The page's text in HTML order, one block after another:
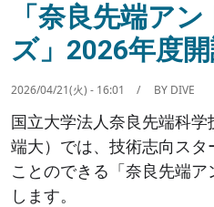
「奈良先端ア
ズ」2026年度
2026/04/21(火) - 16:01 BY DIVE
国立大学法人奈良先端科
端大）では、技術志向ス
ことのできる「奈良先端
します。